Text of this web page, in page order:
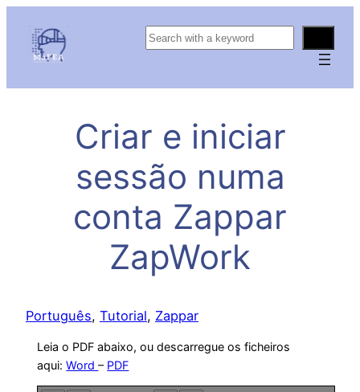
S
h
Criar e iniciar
sessão numa
conta Zappar
ZapWork
Português, Tutorial, Zappar
Leia o PDF abaixo, ou descarregue os ficheiros
aqui:Word– PDF